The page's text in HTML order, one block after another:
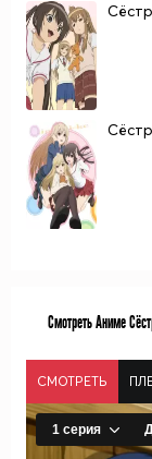
Смотреть Аниме
СМОТРЕТЬ